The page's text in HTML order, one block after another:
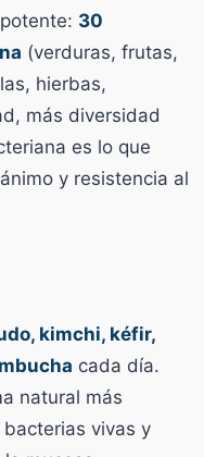
30
(verduras, frutas,
hierbas,
más diversidad
es lo que
y resistencia al
kimchi, kéfir,
cada día.
natural más
vivas y